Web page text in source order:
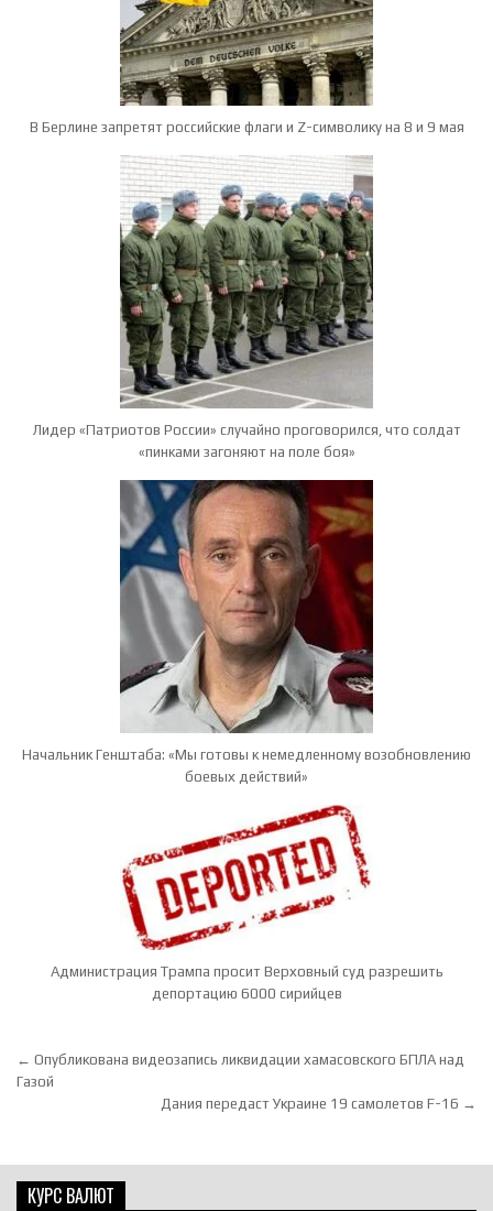
В Берлине запретят российские флаги и Z-символику на 8 и 9 мая
Лидер «Патриотов России» случайно проговорился, что солдат
«пинками загоняют на поле боя»
Начальник Генштаба: «Мы готовы к немедленному возобновлению
боевых действий»
Администрация Трампа просит Верховный суд разрешить
депортацию 6000 сирийцев
Навигация по записям
← Опубликована видеозапись ликвидации хамасовского БПЛА над
Газой
Дания передаст Украине 19 самолетов F-16 →
КУРС ВАЛЮТ